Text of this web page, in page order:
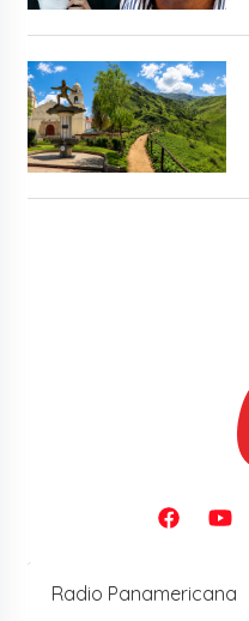
Radio Panamericana